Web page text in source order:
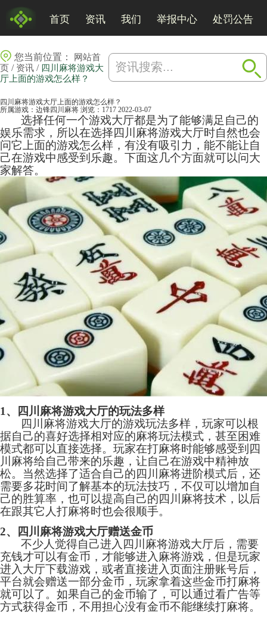
首页 资讯 我们 举报中心 处罚公告
您当前位置：
网站首
页 / 资讯 / 四川麻将游戏大
厅上面的游戏怎么样？
四川麻将游戏大厅上面的游戏怎么样？
所属游戏： 边锋四川麻将 浏览：1717 2022-03-07
选择任何一个游戏大厅都是为了能够满足自己的
娱乐需求，所以在选择四川 麻将游戏大厅时自然也会
问它上面的游戏怎么样，有没有吸引力，能不能让自
己在游戏中感受到乐趣。下面这几个方面就可以问大
家解答。
1、四川 麻将游戏大厅的玩法多样
四川麻将游戏大厅的游戏玩法多样，玩家可以根
据自己的喜好选择相对应的麻将玩法模式，甚至困难
模式都可以直接选择。玩家在打麻将时能够感受到四
川麻将给自己带来的乐趣，让自己在游戏中精神放
松。当然选择了适合自己的四川麻将进阶模式后，还
需要多花时间了解基本的玩法技巧，不仅可以增加自
己的胜算率，也可以提高自己的四川麻将技术，以后
在跟其它人打麻将时也会很顺手。
2、四川麻将游戏大厅赠送金币
不少人觉得自己进入四川麻将游戏大厅后，需要
充钱才可以有金币，才能够进入麻将游戏，但是玩家
进入大厅下载游戏，或者直接进入页面注册账号后，
平台就会赠送一部分金币，玩家拿着这些金币打麻将
就可以了。如果自己的金币输了，可以通过看广告等
方式获得金币，不用担心没有金币不能继续打麻将。